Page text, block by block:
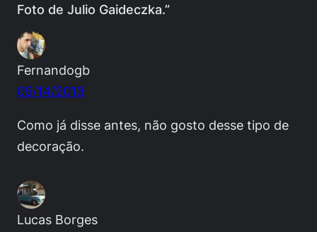
Foto de Julio Gaideczka.”
Fernandogb
05/14/2013
Como já disse antes, não gosto desse tipo de
decoração.
Lucas Borges